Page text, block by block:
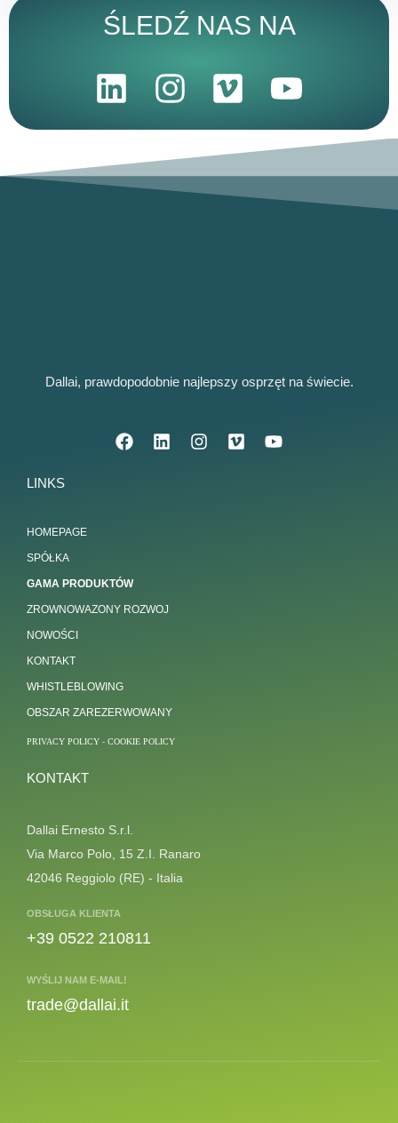
ŚLEDŹ NAS NA
Dallai, prawdopodobnie najlepszy osprzęt na świecie.
LINKS
HOMEPAGE
SPÓŁKA
GAMA PRODUKTÓW
ZROWNOWAZONY ROZWOJ
NOWOŚCI
KONTAKT
WHISTLEBLOWING
OBSZAR ZAREZERWOWANY
PRIVACY POLICY - COOKIE POLICY
KONTAKT
Dallai Ernesto S.r.l.
Via Marco Polo, 15 Z.I. Ranaro
42046 Reggiolo (RE) - Italia
OBSŁUGA KLIENTA
+39 0522 210811
WYŚLIJ NAM E-MAIL!
trade@dallai.it